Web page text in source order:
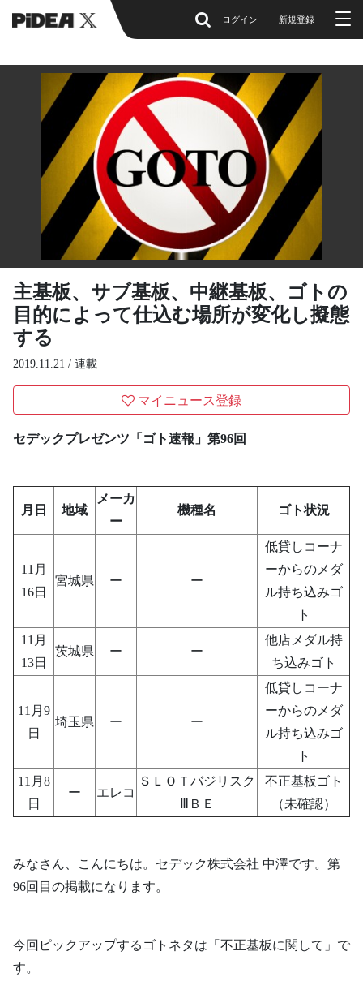
ログイン 新規登録
主基板、サブ基板、中継基板、ゴトの
目的によって仕込む場所が変化し擬態
する
2019.11.21 / 連載
マイニュース登録
セデックプレゼンツ「ゴト速報」第96回
月日 地域
メーカ
ー
機種名 ゴト状況
11月
16日
宮城県 ー ー
低貸しコーナ
ーからのメダ
ル持ち込みゴ
ト
11月
13日
茨城県 ー ー
他店メダル持
ち込みゴト
11月9
日
埼玉県 ー ー
低貸しコーナ
ーからのメダ
ル持ち込みゴ
ト
11月8
日
ー エレコ
ＳＬＯＴバジリスク
ⅢＢＥ
不正基板ゴト
（未確認）
みなさん、こんにちは。セデック株式会社 中澤です。第
96回目の掲載になります。
今回ピックアップするゴトネタは「不正基板に関して」で
す。